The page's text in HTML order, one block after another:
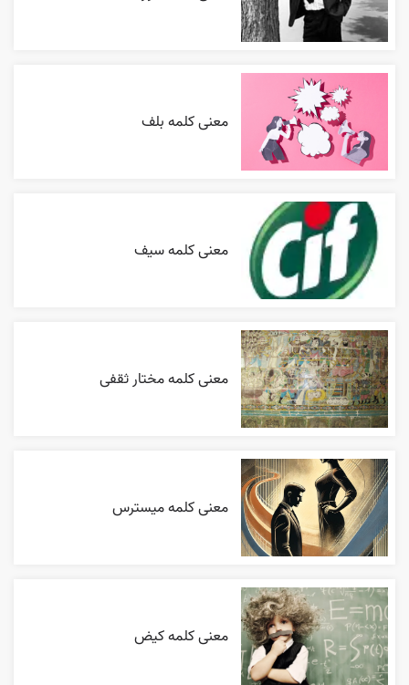
معنی کلمه بلف
معنی کلمه سیف
معنی کلمه مختار ثقفی
معنی کلمه میسترس
معنی کلمه کیض